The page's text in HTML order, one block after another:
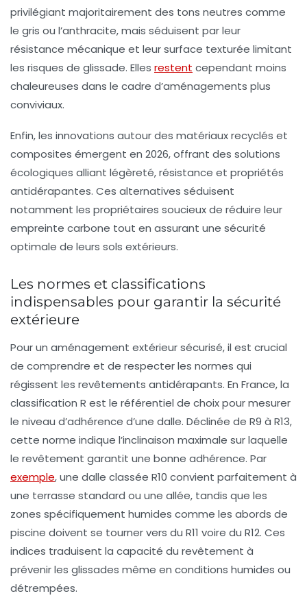
privilégiant majoritairement des tons neutres comme
le gris ou l’anthracite, mais séduisent par leur
résistance mécanique et leur surface texturée limitant
les risques de glissade. Elles restent cependant moins
chaleureuses dans le cadre d’aménagements plus
conviviaux.
Enfin, les innovations autour des matériaux recyclés et
composites émergent en 2026, offrant des solutions
écologiques alliant légèreté, résistance et propriétés
antidérapantes. Ces alternatives séduisent
notamment les propriétaires soucieux de réduire leur
empreinte carbone tout en assurant une sécurité
optimale de leurs sols extérieurs.
Les normes et classifications
indispensables pour garantir la sécurité
extérieure
Pour un aménagement extérieur sécurisé, il est crucial
de comprendre et de respecter les normes qui
régissent les revêtements antidérapants. En France, la
classification R est le référentiel de choix pour mesurer
le niveau d’adhérence d’une dalle. Déclinée de R9 à R13,
cette norme indique l’inclinaison maximale sur laquelle
le revêtement garantit une bonne adhérence. Par
exemple, une dalle classée R10 convient parfaitement à
une terrasse standard ou une allée, tandis que les
zones spécifiquement humides comme les abords de
piscine doivent se tourner vers du R11 voire du R12. Ces
indices traduisent la capacité du revêtement à
prévenir les glissades même en conditions humides ou
détrempées.